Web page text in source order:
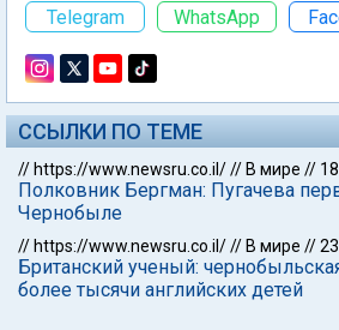
Telegram
WhatsApp
ССЫЛКИ ПО ТЕМЕ
// https://www.newsru.co.il/// В мире //
Полковник Бергман: Пугачева
Чернобыле
// https://www.newsru.co.il/// В мире //
Британский ученый:
более тысячи английских детей